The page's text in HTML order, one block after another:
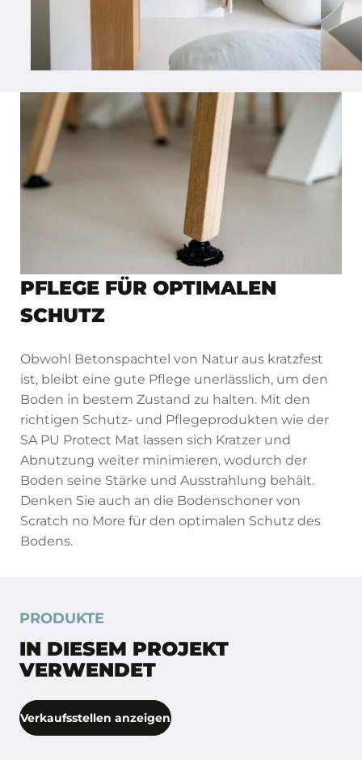
PFLEGE FÜR OPTIMALEN
SCHUTZ
Obwohl Betonspachtel von Natur aus kratzfest
ist, bleibt eine gute Pflege unerlässlich, um den
Boden in bestem Zustand zu halten. Mit den
richtigen Schutz- und Pflegeprodukten wie der
SA PU Protect Mat lassen sich Kratzer und
Abnutzung weiter minimieren, wodurch der
Boden seine Stärke und Ausstrahlung behält.
Denken Sie auch an die Bodenschoner von
Scratch no More für den optimalen Schutz des
Bodens.
PRODUKTE
IN DIESEM PROJEKT
VERWENDET
Verkaufsstellen anzeigen